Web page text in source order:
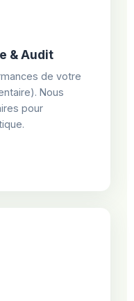
& Audit
de votre
Nous
pour